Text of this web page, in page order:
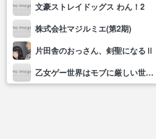
文豪ストレイドッグス わん！2
株式会社マジルミエ(第2期)
片田舎のおっさん、剣聖になるⅡ
乙女ゲー世界はモブに厳しい世界です2